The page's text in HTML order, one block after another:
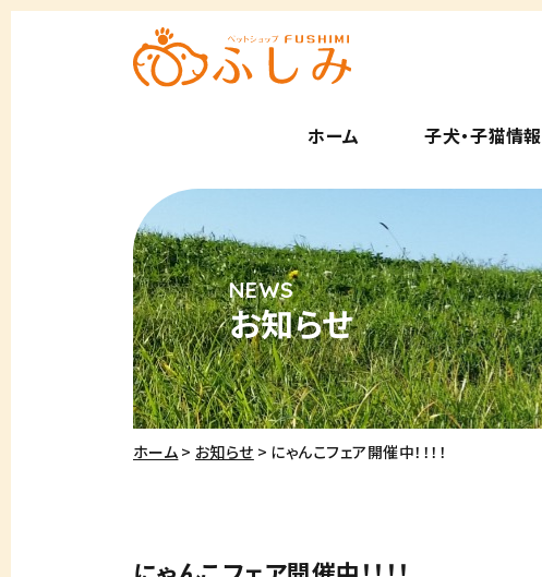
ホーム 子犬・子猫情報
お知らせ
ホーム お知らせ にゃんこフェア開催中！！！！